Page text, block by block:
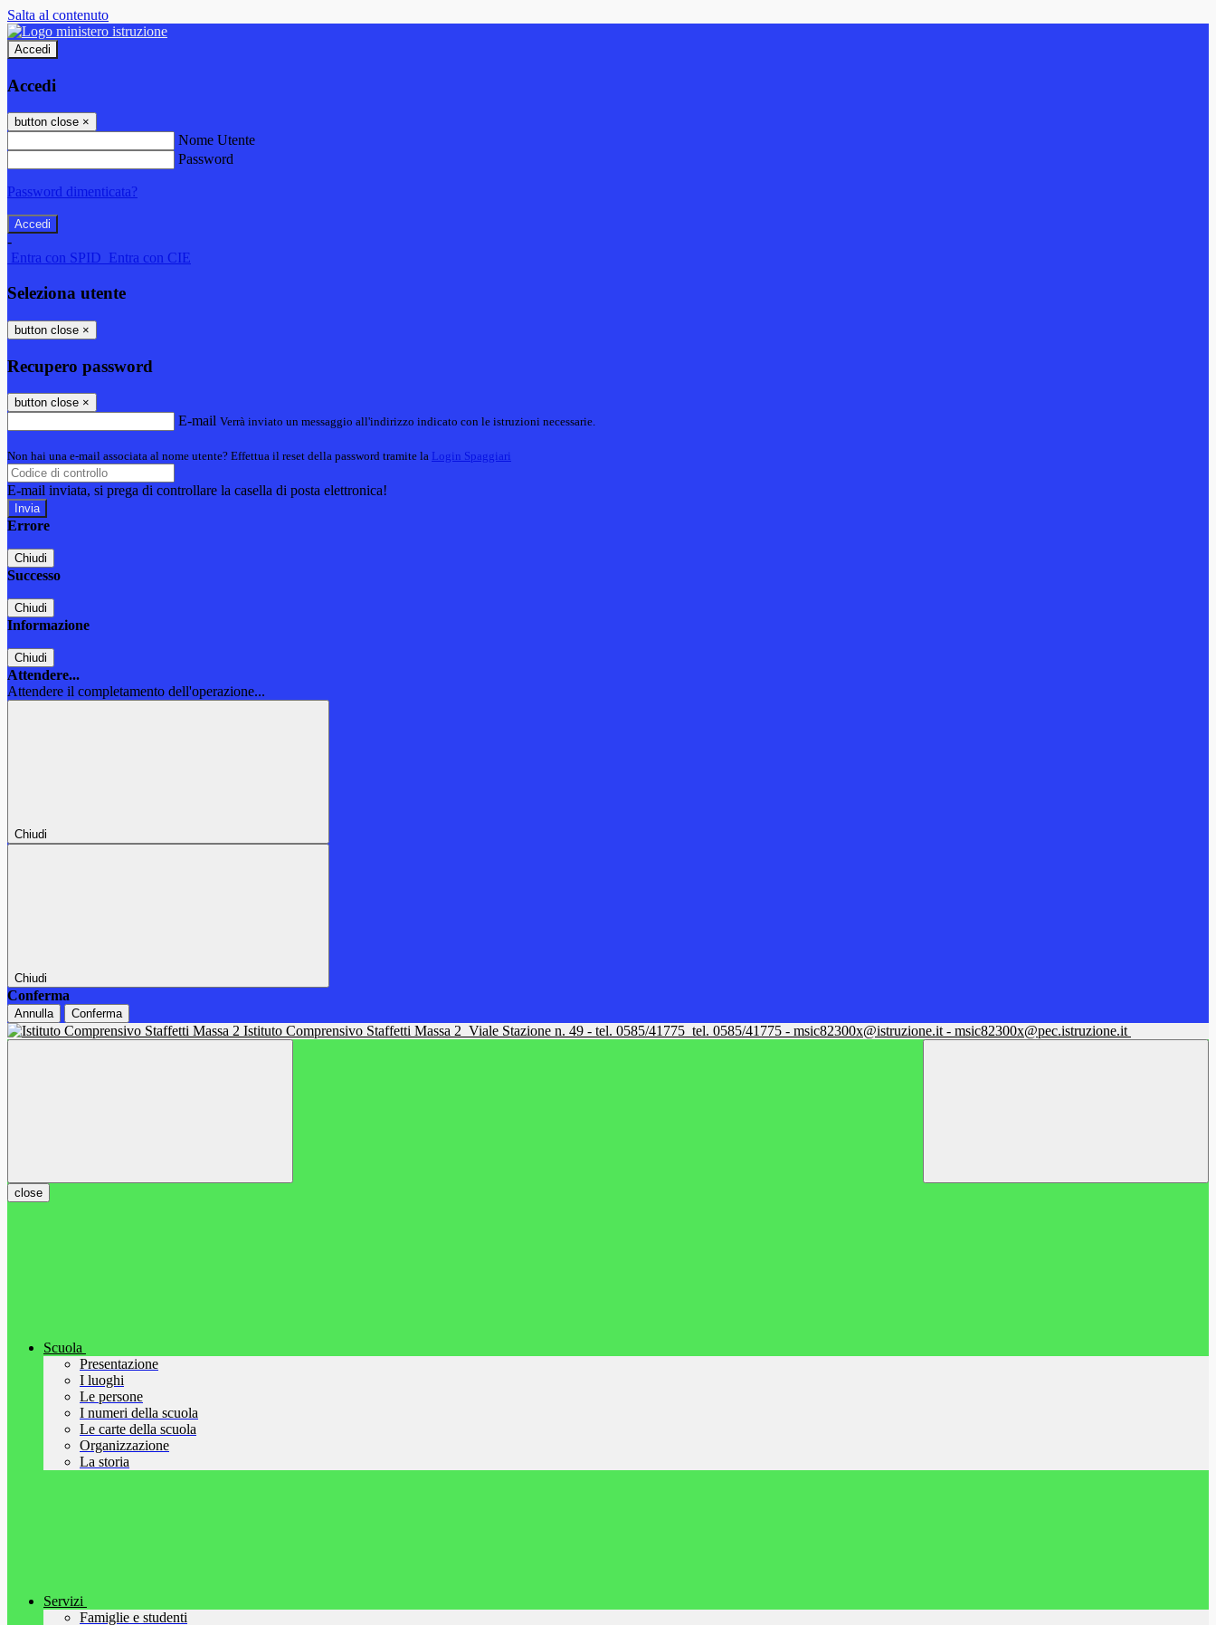
Salta al contenuto
Accedi
Accedi
button close ×
Nome Utente
Password
Password dimenticata?
-
Entra con SPID Entra con CIE
Seleziona utente
button close ×
Recupero password
button close ×
E-mail Verrà inviato un messaggio all'indirizzo indicato con le istruzioni necessarie.
Non hai una e-mail associata al nome utente? Effettua il reset della password tramite la Login Spaggiari
E-mail inviata, si prega di controllare la casella di posta elettronica!
Errore
Chiudi
Successo
Chiudi
Informazione
Chiudi
Attendere...
Attendere il completamento dell'operazione...
Chiudi
Chiudi
Conferma
Annulla Conferma
Istituto Comprensivo Staffetti Massa 2 Viale Stazione n. 49 - tel. 0585/41775 tel. 0585/41775 - msic82300x@istruzione.it - msic82300x@pec.istruzione.it
close
Scuola
Presentazione
I luoghi
Le persone
I numeri della scuola
Le carte della scuola
Organizzazione
La storia
Servizi
Famiglie e studenti